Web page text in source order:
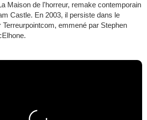
Maison de l'horreur, remake contemporain
Castle. En 2003, il persiste dans le
emmené par Stephen